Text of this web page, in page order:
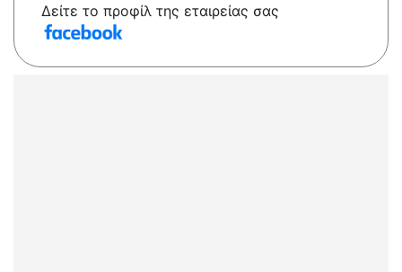
Δείτε το προφίλ της εταιρείας σας